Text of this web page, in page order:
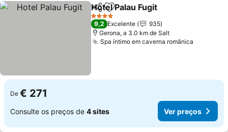
PartilharAdicionar aos favoritos
Hotel Palau Fugit
4 Estrelas
9,2 Excelente
935
Gerona, a 3.0 km de Salt
Spa íntimo em caverna românica
De € 271
Consulte os preços de 4 sites Ver preços